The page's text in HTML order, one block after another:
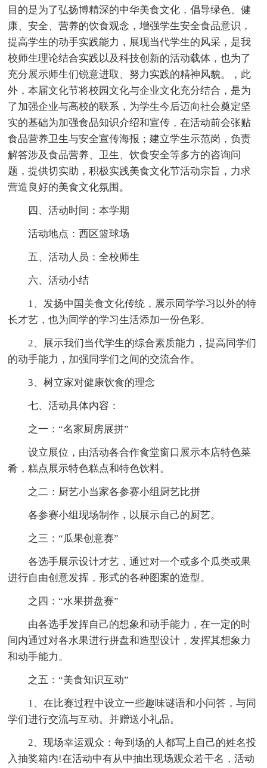
目的是为了弘扬博精深的中华美食文化，倡导绿色、健
康、安全、营养的饮食观念，增强学生安全食品意识，
提高学生的动手实践能力，展现当代学生的风采，是我
校师生理论结合实践以及科技创新的活动载体，也为了
充分展示师生们锐意进取、努力实践的精神风貌。，此
外，本届文化节将校园文化与企业文化充分结合，是为
了加强企业与高校的联系，为学生今后迈向社会奠定坚
实的基础为加强食品知识介绍和宣传，在活动前会张贴
食品营养卫生与安全宣传海报；建立学生示范岗，负责
解答涉及食品营养、卫生、饮食安全等多方的咨询问
题，提供切实助，积极实践美食文化节活动宗旨，力求
营造良好的美食文化氛围。
四、活动时间：本学期
活动地点：西区篮球场
五、活动人员：全校师生
六、活动小结
1、发扬中国美食文化传统，展示同学学习以外的特
长才艺，也为同学的学习生活添加一份色彩。
2、展示我们当代学生的综合素质能力，提高同学们
的动手能力，加强同学们之间的交流合作。
3、树立家对健康饮食的理念
七、活动具体内容：
之一：“名家厨房展拼”
设立展位，由活动各合作食堂窗口展示本店特色菜
肴，糕点展示特色糕点和特色饮料。
之二：厨艺小当家各参赛小组厨艺比拼
各参赛小组现场制作，以展示自己的厨艺。
之三：“瓜果创意赛”
各选手展示设计才艺，通过对一个或多个瓜类或果
进行自由创意发挥，形式的各种图案的造型。
之四：“水果拼盘赛”
由各选手发挥自己的想象和动手能力，在一定的时
间内通过对各水果进行拼盘和造型设计，发挥其想象力
和动手能力。
之五：“美食知识互动”
1、在比赛过程中设立一些趣味谜语和小问答，与同
学们进行交流与互动。并赠送小礼品。
2、现场幸运观众：每到场的人都写上自己的姓名投
入抽奖箱内!在活动中有从中抽出现场观众若干名，活动